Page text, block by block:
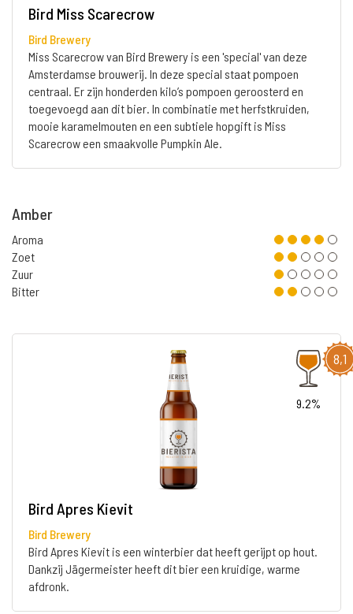
Bird Miss Scarecrow
Bird Brewery
Miss Scarecrow van Bird Brewery is een 'special' van deze
Amsterdamse brouwerij. In deze special staat pompoen
centraal. Er zijn honderden kilo’s pompoen geroosterd en
toegevoegd aan dit bier. In combinatie met herfstkruiden,
mooie karamelmouten en een subtiele hopgift is Miss
Scarecrow een smaakvolle Pumpkin Ale.
Amber
Aroma
Zoet
Zuur
Bitter
8,1
9.2%
Bird Apres Kievit
Bird Brewery
Bird Apres Kievit is een winterbier dat heeft gerijpt op hout.
Dankzij Jägermeister heeft dit bier een kruidige, warme
afdronk.